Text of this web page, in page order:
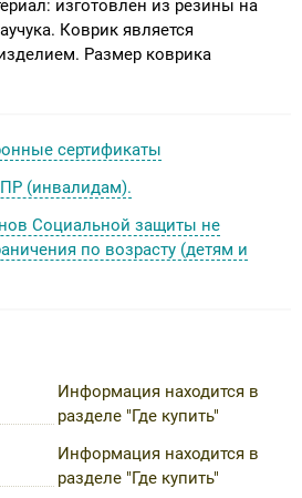
изготовлен из резины на
Коврик является
Размер коврика
сертификаты
(инвалидам).
Социальной защиты не
по возрасту (детям и
Информация находится в
разделе "Где купить"
Информация находится в
разделе "Где купить"